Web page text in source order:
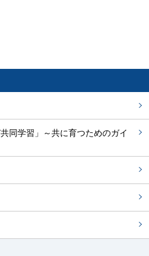
同学習」～共に育つためのガイ